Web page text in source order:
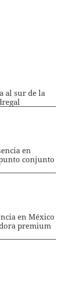
al sur de la
en
conjunto
en México
premium